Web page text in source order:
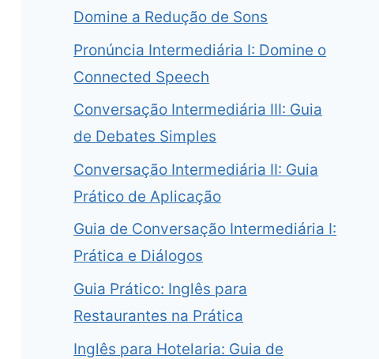
Domine a Redução de Sons
Pronúncia Intermediária I: Domine o
Connected Speech
Conversação Intermediária III: Guia
de Debates Simples
Conversação Intermediária II: Guia
Prático de Aplicação
Guia de Conversação Intermediária I:
Prática e Diálogos
Guia Prático: Inglês para
Restaurantes na Prática
Inglês para Hotelaria: Guia de